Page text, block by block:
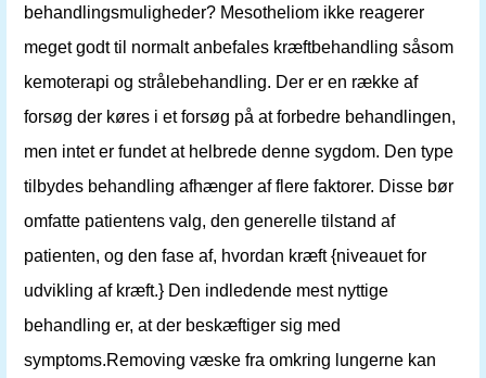
behandlingsmuligheder? Mesotheliom ikke reagerer
meget godt til normalt anbefales kræftbehandling såsom
kemoterapi og strålebehandling. Der er en række af
forsøg der køres i et forsøg på at forbedre behandlingen,
men intet er fundet at helbrede denne sygdom. Den type
tilbydes behandling afhænger af flere faktorer. Disse bør
omfatte patientens valg, den generelle tilstand af
patienten, og den fase af, hvordan kræft {niveauet for
udvikling af kræft.} Den indledende mest nyttige
behandling er, at der beskæftiger sig med
symptoms.Removing væske fra omkring lungerne kan